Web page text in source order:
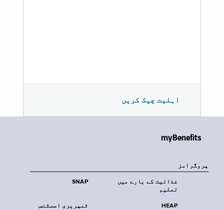
اہلیت چیک کریں
myBenefits
پروگرامز
SNAP
غذائیت کے بارے میں
تعلیم
ٹمپریری اسسٹنس HEAP